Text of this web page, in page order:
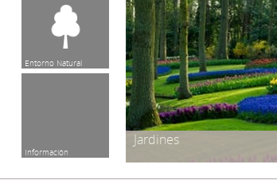
Entorno Natural
Jardines
Información